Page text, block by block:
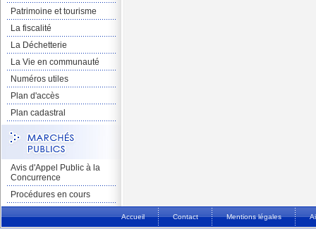
Patrimoine et tourisme
La fiscalité
La Déchetterie
La Vie en communauté
Numéros utiles
Plan d'accès
Plan cadastral
Avis d'Appel Public à la
Concurrence
Procédures en cours
Accueil Contact Mentions légales